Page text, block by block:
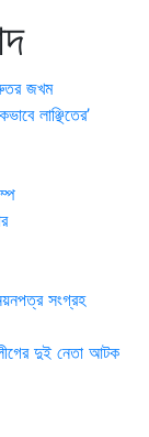
জখম
লাঞ্ছিতের’
সংগ্রহ
দুই নেতা আটক